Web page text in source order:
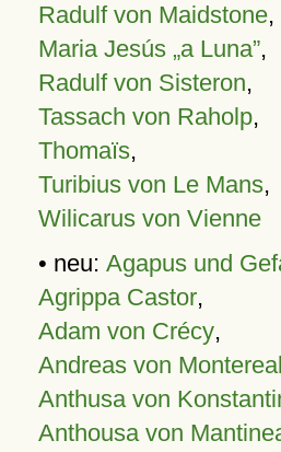
Radulf von Maidstone,
Maria Jesús „a Luna”,
Radulf von Sisteron,
Tassach von Raholp,
Thomaïs,
Turibius von Le Mans,
Wilicarus von Vienne
• neu: Agapus und
Agrippa Castor,
Adam von Crécy,
Andreas von
Anthusa von
Anthousa von